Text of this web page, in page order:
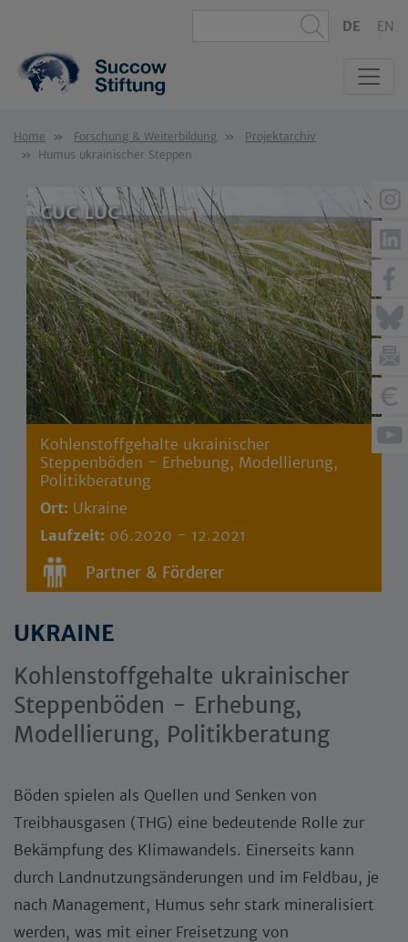
DE EN
Home Forschung & Weiterbildung
Projektarchiv
Humus ukrainischer Steppen
UKRAINE
Kohlenstoffgehalte ukrainischer
Steppenböden - Erhebung,
Modellierung, Politikberatung
Böden spielen als Quellen und Senken von
Treibhausgasen (THG) eine bedeutende Rolle zur
Bekämpfung des Klimawandels. Einerseits kann
durch Landnutzungsänderungen und im Feldbau, je
nach Management, Humus sehr stark mineralisiert
werden, was mit einer Freisetzung von
CUC LUC
Kohlenstoffgehalte ukrainischer
Steppenböden - Erhebung, Modellierung,
Politikberatung
Ort: Ukraine
Laufzeit: 06.2020 - 12.2021
Partner & Förderer